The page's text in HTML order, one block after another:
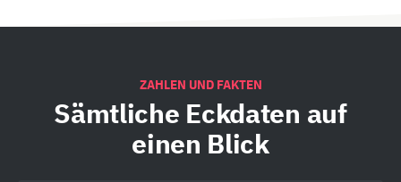
ZAHLEN UND FAKTEN
Sämtliche Eckdaten auf
einen Blick